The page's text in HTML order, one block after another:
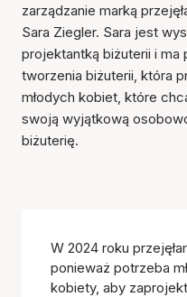
zarządzanie marką
Sara Ziegler. Sara jest
projektantką biżuterii i ma
tworzenia biżuterii, która
młodych kobiet, które
swoją wyjątkową
biżuterię.
W 2024 roku
ponieważ potrzeba
kobiety, aby